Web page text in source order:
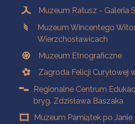
Muzeum Ratusz - Galeria
Muzeum Wincentego
Wierzchosławicach
Muzeum Etnograficzne
Zagroda Felicji Curyłowej
Regionalne Centrum
bryg. Zdzisława Baszaka
Muzeum Pamiątek po